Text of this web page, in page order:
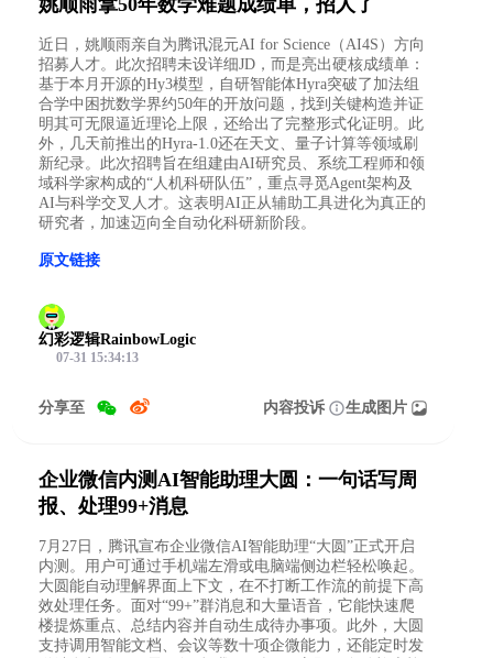
姚顺雨拿50年数学难题成绩单，招人了
近日，姚顺雨亲自为腾讯混元AI for Science（AI4S）方向
招募人才。此次招聘未设详细JD，而是亮出硬核成绩单：
基于本月开源的Hy3模型，自研智能体Hyra突破了加法组
合学中困扰数学界约50年的开放问题，找到关键构造并证
明其可无限逼近理论上限，还给出了完整形式化证明。此
外，几天前推出的Hyra-1.0还在天文、量子计算等领域刷
新纪录。此次招聘旨在组建由AI研究员、系统工程师和领
域科学家构成的“人机科研队伍”，重点寻觅Agent架构及
AI与科学交叉人才。这表明AI正从辅助工具进化为真正的
研究者，加速迈向全自动化科研新阶段。
原文链接
幻彩逻辑RainbowLogic
07-31 15:34:13
分享至 内容投诉 生成图片
企业微信内测AI智能助理大圆：一句话写周
报、处理99+消息
7月27日，腾讯宣布企业微信AI智能助理“大圆”正式开启
内测。用户可通过手机端左滑或电脑端侧边栏轻松唤起。
大圆能自动理解界面上下文，在不打断工作流的前提下高
效处理任务。面对“99+”群消息和大量语音，它能快速爬
楼提炼重点、总结内容并自动生成待办事项。此外，大圆
支持调用智能文档、会议等数十项企微能力，还能定时发